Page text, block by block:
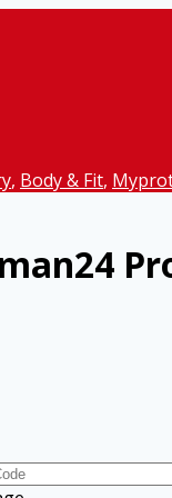
, Body & Fit,